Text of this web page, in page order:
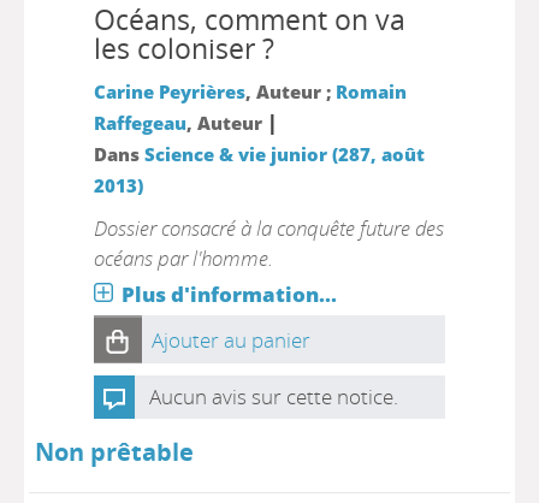
Océans, comment on va
les coloniser ?
Carine Peyrières, Auteur ; Romain
Raffegeau, Auteur |
Dans Science & vie junior (287, août
2013)
Dossier consacré à la conquête future des
océans par l'homme.
Plus d'information...
Ajouter au panier
Aucun avis sur cette notice.
Non prêtable